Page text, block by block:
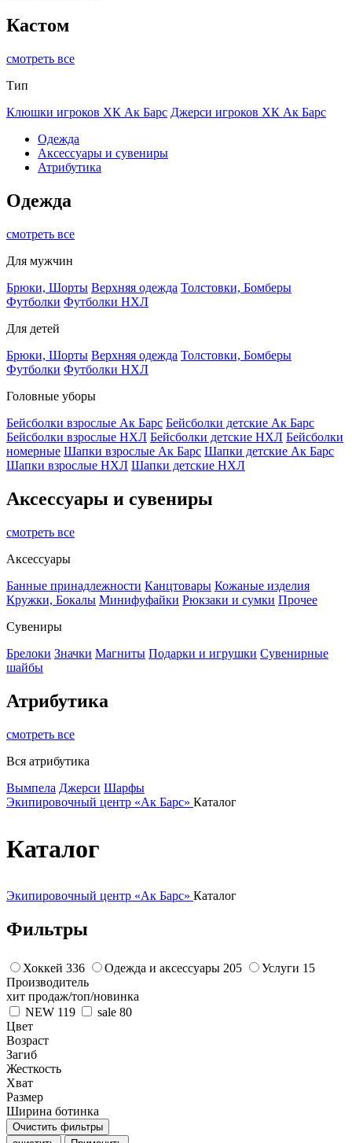
Кастом
смотреть все
Тип
Клюшки игроков ХК Ак Барс Джерси игроков ХК Ак Барс
Одежда
Аксессуары и сувениры
Атрибутика
Одежда
смотреть все
Для мужчин
Брюки, Шорты Верхняя одежда Толстовки, Бомберы
Футболки Футболки НХЛ
Для детей
Брюки, Шорты Верхняя одежда Толстовки, Бомберы
Футболки Футболки НХЛ
Головные уборы
Бейсболки взрослые Ак Барс Бейсболки детские Ак Барс
Бейсболки взрослые НХЛ Бейсболки детские НХЛ Бейсболки
номерные Шапки взрослые Ак Барс Шапки детские Ак Барс
Шапки взрослые НХЛ Шапки детские НХЛ
Аксессуары и сувениры
смотреть все
Аксессуары
Банные принадлежности Канцтовары Кожаные изделия
Кружки, Бокалы Минифуфайки Рюкзаки и сумки Прочее
Сувениры
Брелоки Значки Магниты Подарки и игрушки Сувенирные
шайбы
Атрибутика
смотреть все
Вся атрибутика
Вымпела Джерси Шарфы
Экипировочный центр «Ак Барс» Каталог
Каталог
Экипировочный центр «Ак Барс» Каталог
Фильтры
Хоккей 336 Одежда и аксессуары 205 Услуги 15
Производитель
хит продаж/топ/новинка
NEW 119 sale 80
Цвет
Возраст
Загиб
Жесткость
Хват
Размер
Ширина ботинка
Очистить фильтры